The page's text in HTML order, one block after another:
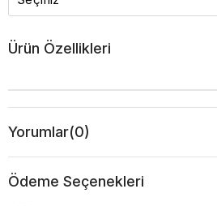
Ürün Özellikleri
Yorumlar(0)
Ödeme Seçenekleri